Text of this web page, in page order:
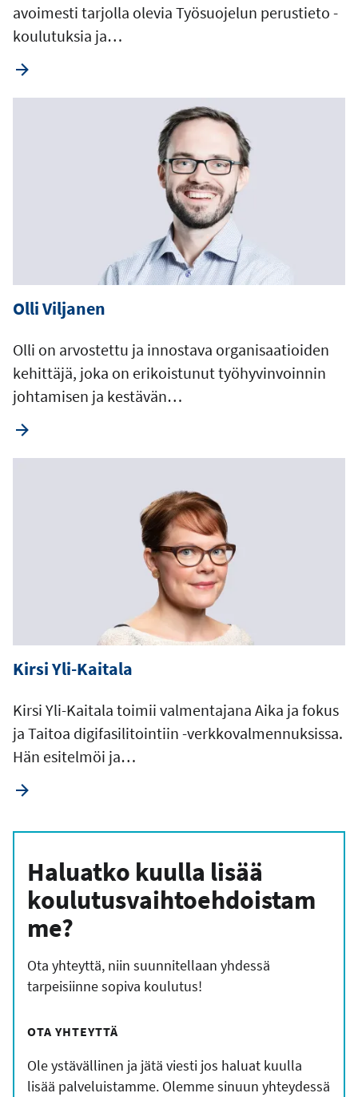
avoimesti tarjolla olevia Työsuojelun perustieto -
koulutuksia ja…
Olli Viljanen
Olli on arvostettu ja innostava organisaatioiden
kehittäjä, joka on erikoistunut työhyvinvoinnin
johtamisen ja kestävän…
Kirsi Yli-Kaitala
Kirsi Yli-Kaitala toimii valmentajana Aika ja fokus
ja Taitoa digifasilitointiin -verkkovalmennuksissa.
Hän esitelmöi ja…
Haluatko kuulla lisää
koulutusvaihtoehdoistam
me?
Ota yhteyttä, niin suunnitellaan yhdessä
tarpeisiinne sopiva koulutus!
OTA YHTEYTTÄ
Ole ystävällinen ja jätä viesti jos haluat kuulla
lisää palveluistamme. Olemme sinuun yhteydessä